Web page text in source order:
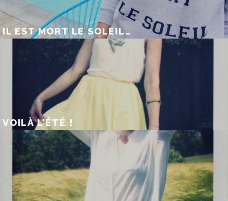
IL EST MORT LE SOLEIL…
VOILÀ L’ÉTÉ !